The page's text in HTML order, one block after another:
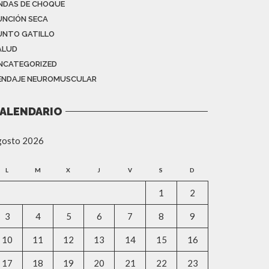
DE CHOQUE
SECA
GATILLO
NEUROMUSCULAR
2026
L M X J V S D
1 2
3 4 5 6 7 8 9
10 11 12 13 14 15 16
17 18 19 20 21 22 23